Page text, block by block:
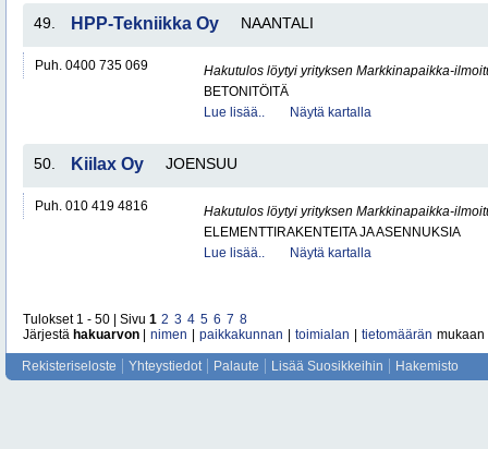
49. HPP-Tekniikka Oy NAANTALI
Puh. 0400 735 069
Hakutulos löytyi yrityksen Markkinapaikka-
BETONITÖITÄ
Lue lisää..
Näytä kartalla
50. Kiilax Oy JOENSUU
Puh. 010 419 4816
Hakutulos löytyi yrityksen Markkinapaikka-
ELEMENTTIRAKENTEITA JA ASENNUKSIA
Lue lisää..
Näytä kartalla
Tulokset 1 - 50 | Sivu 1 2 3 4 5 6 7 8
Järjestä hakuarvon nimen paikkakunnan toimialan tietomäärän mukaan
Rekisteriseloste Yhteystiedot Palaute Lisää Suosikkeihin Hakemisto